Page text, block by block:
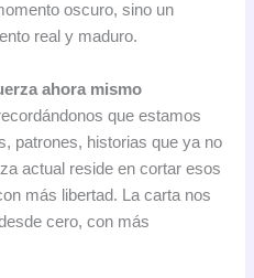
oscuro, sino un
real y maduro.
ahora mismo
que estamos
patrones, historias que ya no
actual reside en cortar esos
más libertad. La carta nos
cero, con más